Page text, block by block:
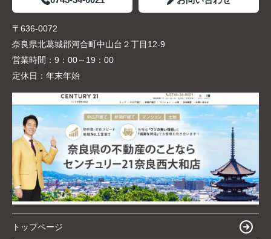
〒636-0072
奈良県北葛城郡河合町中山台２丁目12-9
営業時間： 9：00～19：00
定休日： 年末年始
トップページ